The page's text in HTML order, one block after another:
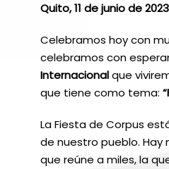
Quito, 11 de junio de 2023
Celebramos hoy con
celebramos con
Internacionalque
que tiene como tema:
La Fiesta de Corpus
de nuestro pueblo. Hay
que reúne a miles, la